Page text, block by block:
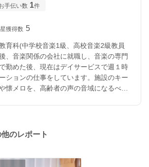
手伝い数 1件
星獲得数 5
育科(中学校音楽1級、高校音楽2級教員
、音楽関係の会社に就職し、音楽の専門
勤めた後、現在はデイサービスで週１時
ションの仕事をしています。施設のキー
懐メロを、高齢者の声の音域になるべく
ご利用者さんとコミュニケーションが取
は、トルコの太鼓、２つです。 若い
のレポート